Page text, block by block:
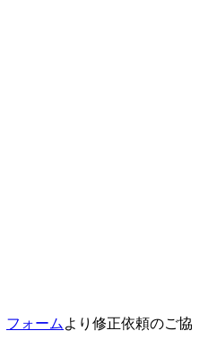
フォーム より修正依頼のご協